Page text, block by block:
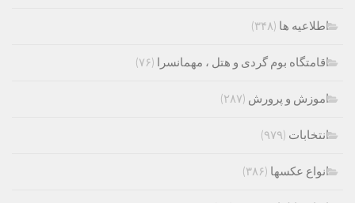
اطلاعیه ها (۳۴۸)
اقامتگاه بوم گردی و هتل ، مهمانسرا (۷۶)
اموزش و پرورش (۲۸۷)
انتخابات (۹۷۹)
انواع عکسها (۳۸۶)